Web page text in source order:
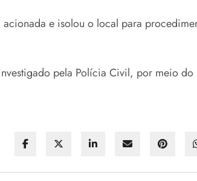
e isolou o local para
pela Polícia Civil, por meio